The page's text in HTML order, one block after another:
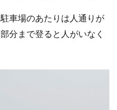
車場のあたりは人通りが
分まで登ると人がいなく